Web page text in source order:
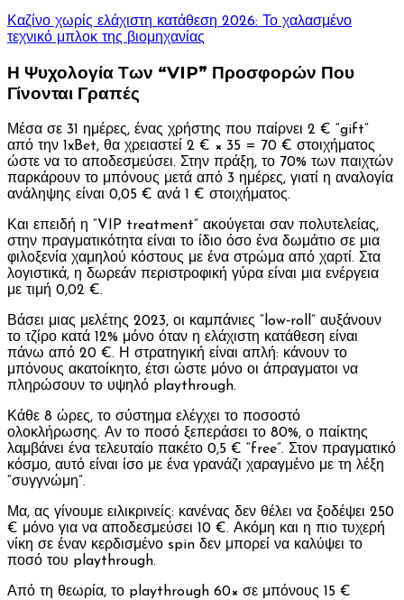
Καζίνο χωρίς ελάχιστη κατάθεση 2026: Το χαλασμένο
τεχνικό μπλοκ της βιομηχανίας
Η Ψυχολογία Των “VIP” Προσφορών Που
Γίνονται Γραπές
Μέσα σε 31 ημέρες, ένας χρήστης που παίρνει 2 € “gift”
από την 1xBet, θα χρειαστεί 2 € × 35 = 70 € στοιχήματος
ώστε να το αποδεσμεύσει. Στην πράξη, το 70% των παιχτών
παρκάρουν το μπόνους μετά από 3 ημέρες, γιατί η αναλογία
ανάληψης είναι 0,05 € ανά 1 € στοιχήματος.
Και επειδή η “VIP treatment” ακούγεται σαν πολυτελείας,
στην πραγματικότητα είναι το ίδιο όσο ένα δωμάτιο σε μια
φιλοξενία χαμηλού κόστους με ένα στρώμα από χαρτί. Στα
λογιστικά, η δωρεάν περιστροφική γύρα είναι μια ενέργεια
με τιμή 0,02 €.
Βάσει μιας μελέτης 2023, οι καμπάνιες “low‑roll” αυξάνουν
το τζίρο κατά 12% μόνο όταν η ελάχιστη κατάθεση είναι
πάνω από 20 €. Η στρατηγική είναι απλή: κάνουν το
μπόνους ακατοίκητο, έτσι ώστε μόνο οι άπραγματοι να
πληρώσουν το υψηλό playthrough.
Κάθε 8 ώρες, το σύστημα ελέγχει το ποσοστό
ολοκλήρωσης. Αν το ποσό ξεπεράσει το 80%, ο παίκτης
λαμβάνει ένα τελευταίο πακέτο 0,5 € “free”. Στον πραγματικό
κόσμο, αυτό είναι ίσο με ένα γρανάζι χαραγμένο με τη λέξη
“συγγνώμη”.
Μα, ας γίνουμε ειλικρινείς: κανένας δεν θέλει να ξοδέψει 250
€ μόνο για να αποδεσμεύσει 10 €. Ακόμη και η πιο τυχερή
νίκη σε έναν κερδισμένο spin δεν μπορεί να καλύψει το
ποσό του playthrough.
Από τη θεωρία, το playthrough 60× σε μπόνους 15 €